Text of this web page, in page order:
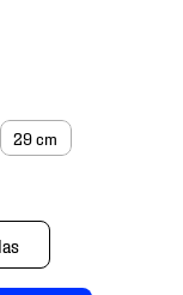
29 cm